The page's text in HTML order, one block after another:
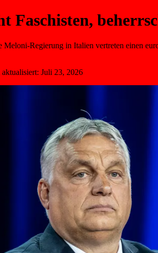
Faschisten,
Regierung in Italien vertreten einen
Juli 23, 2026